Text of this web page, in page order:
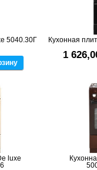
5040.30Г
Кухонная
1
luxe